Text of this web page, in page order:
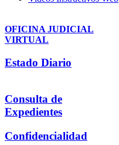
OFICINA JUDICIAL
VIRTUAL
Estado Diario
Consulta de
Expedientes
Confidencialidad